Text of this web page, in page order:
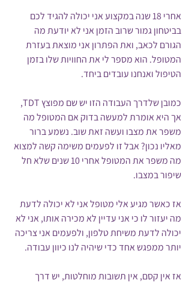
אחרי 18 שנה במקצוע אני יכולה להגיד לכם
בביטחון גמור שרוב הזמן אני לא יודעת מה
הגורם לכאב, ואת הפתרון אני מוצאת בעזרת
המטופל. הוא מספר לי את החוויות שלו בזמן
הטיפול ואנחנו עובדים ביחד.
כמובן שלדרך העבודה הזו יש שם מפוצץ TDT,
אך היא אומרת למעשה בדוק אם המטופל מה
משפר את מצבו ועשה זאת שוב. נשמע ברור
מאליו נכון? אבל זו לפעמים משימה קשה למצוא
מה משפר את המטופל אחרי 10 שנים שלא חל
שיפור במצבו.
אז כאשר מגיע אלי מטופל אני לא יכולה לדעת
מה יעזור לו כי אני עדיין לא מכירה אותו, אני לא
יכולה לדעת משיחת טלפון, ולפעמים אני צריכה
יותר ממפגש אחד כדי שיהיה לנו כיוון עבודה.
אז אין קסם, אין תשובות מוחלטות, יש דרך